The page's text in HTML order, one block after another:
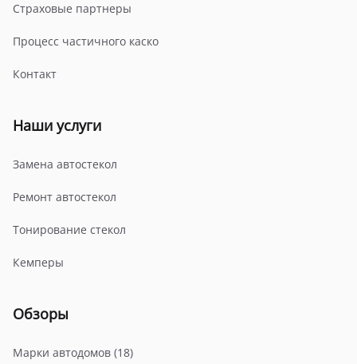
Страховые партнеры
Процесс частичного каско
Контакт
Наши услуги
Замена автостекол
Ремонт автостекол
Тонирование стекол
Кемперы
Обзоры
Марки автодомов (18)